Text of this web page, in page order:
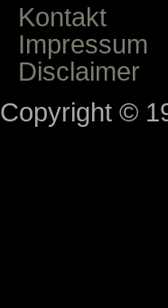
Kontakt
Impressum
Disclaimer
Copyright ©